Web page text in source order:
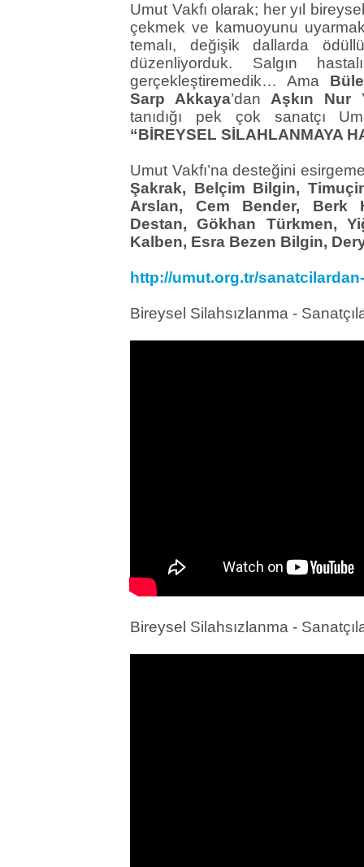
Umut Vakfı olarak; her yıl
çekmek ve kamuoyunu uyarmak
temalı, değişik dallarda
düzenliyorduk. Salgın
gerçekleştiremedik… Ama
Sarp Akkaya’danAşkın Nur
tanıdığı pek çok sanatçı
“BİREYSEL SİLAHLANMAYA
Umut Vakfı’na desteğini
Şakrak, Belçim Bilgin,
Arslan, Cem Bender, Berk
Destan, Gökhan Türkmen,
Kalben, Esra Bezen Bilgin,
http://umut.org.tr/
Bireysel Silahsızlanma -
Bireysel Silahsızlanma -